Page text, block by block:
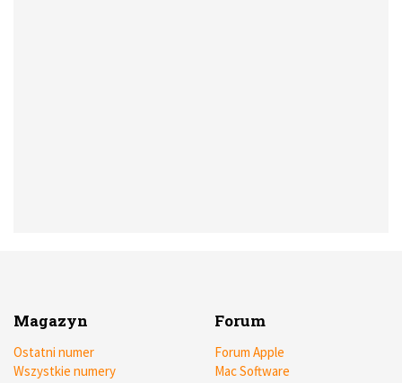
Magazyn
Ostatni numer
Wszystkie numery
Forum
Forum Apple
Mac Software